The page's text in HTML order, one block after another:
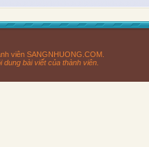
viên SANGNHUONG.COM.
bài viết của thành viên.